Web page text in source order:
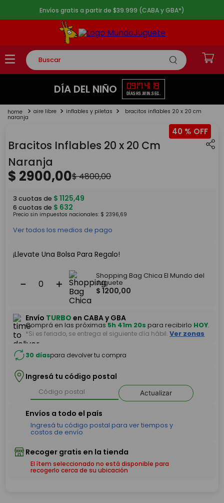
Envíos gratis a partir de $39.999 (CABA y GBA*)
Buscar
TÉRMINOS MÁS BUSCADOS
2.
lego
4.
monopatin
5. toy story
DÍA DEL NIÑO 09
DÍAS
17
HS.
41
MIN.
19
SEG.
aire libre inflables y piletas bracitos inflables 20 x 20 cm
naranja
40 %
Bracitos Inflables 20 x 20 Cm
Naranja
$ 2900,00$4800,00
3 cuotas de $ 1125,49
6 cuotas de $ 632
Precio sin impuestos nacionales: $ 2396,69
Ver todos los medios de pago
¡Llevate Una Bolsa Para Regalo!
＋
－
Shopping Bag Chica El Mundo del
Juguete
$ 1200,00
Envío TURBO en CABA y GBA
Comprá en las próximas5h 41m 20s para recibirlo HOY.
*Si es feriado, se entrega el siguiente día hábil. Ver zonas
30 díaspara devolver tu compra
Ingresá tu código postal
Actualizar
El ítem seleccionado no está disponible para
recogerlo cerca de su ubicación